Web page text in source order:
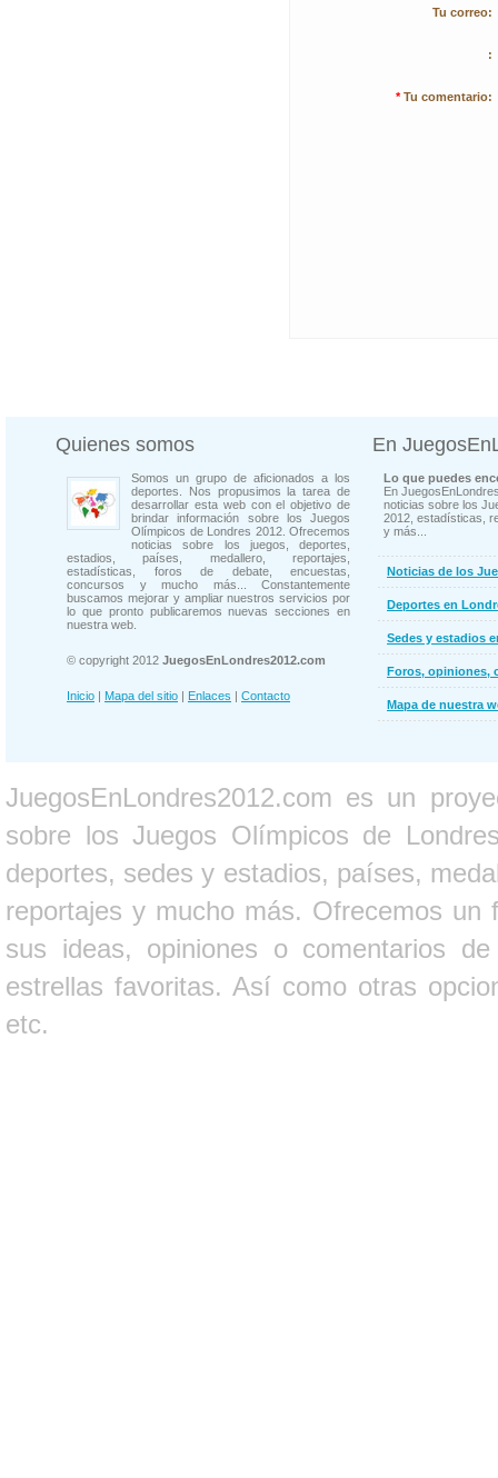
Tu correo:
:
* Tu comentario:
Quienes somos
Somos un grupo de aficionados a los
deportes. Nos propusimos la tarea de
desarrollar esta web con el objetivo de
brindar información sobre los Juegos
Olímpicos de Londres 2012. Ofrecemos
noticias sobre los juegos, deportes,
estadios, países, medallero, reportajes,
estadísticas, foros de debate, encuestas,
concursos y mucho más... Constantemente
buscamos mejorar y ampliar nuestros servicios por
lo que pronto publicaremos nuevas secciones en
nuestra web.
© copyright 2012 JuegosEnLondres2012.com
Inicio | Mapa del sitio | Enlaces | Contacto
En
Lo que puedes
En
noticias sobre los
2012, estadísticas,
y más...
Noticias de los
Deportes en
Sedes y estadios
Foros, opiniones,
Mapa de nuestra
JuegosEnLondres2012.com es un
sobre los Juegos Olímpicos de
deportes, sedes y estadios, países,
reportajes y mucho más. Ofrecemos un
sus ideas, opiniones o comentarios
estrellas favoritas. Así como otras
etc.